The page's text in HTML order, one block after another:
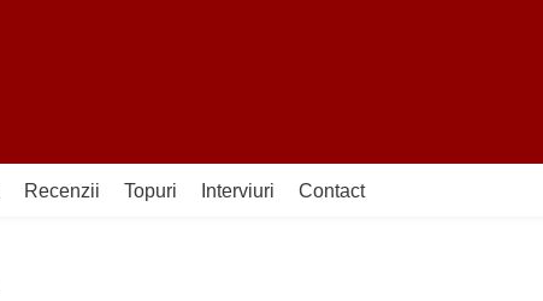
Recenzii Topuri Interviuri Contact